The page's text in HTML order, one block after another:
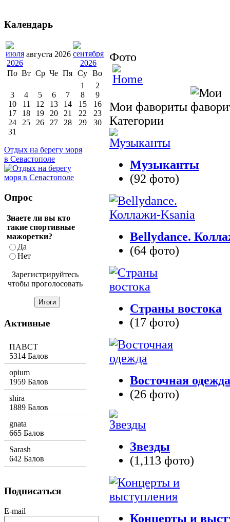
Фото
Мои фавориты
Категории
Музыканты
(92 фото)
Bellydance.
(64 фото)
Страны востока
(17 фото)
Восточная одежда
(26 фото)
Звезды
(1,113 фото)
Концерты и
Календарь
августа 2026
По Вт Ср Че Пя Су Во
1
2
3
4 5 6 7 8
9
10
11 12 13 14 15
16
17
18 19 20 21 22
23
24
25 26 27 28 29
30
31
Отдых на берегу моря
в Севастополе
Опрос
Знаете ли вы кто
такие спортивные
мажоретки?
Да
Нет
Зарегистрируйтесь
чтобы проголосовать
Активные
ПАВСТ
5314 Балов
opium
1959 Балов
shira
1889 Балов
gnata
665 Балов
Sarash
642 Балов
Подписаться
E-mail